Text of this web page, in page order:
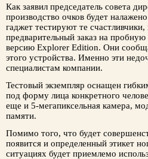
Как заявил председатель совета
производство очков будет
гаджет тестируют те
предварительный заказ на
версию Explorer Edition. Они
этого устройства. Именно эти
специалистам компании.
Тестовый экземпляр оснащен
под форму лица конкретного
еще и 5-мегапиксельная камера,
памяти.
Помимо того, что будет
появится и определенный этикет
ситуациях будет приемлемо